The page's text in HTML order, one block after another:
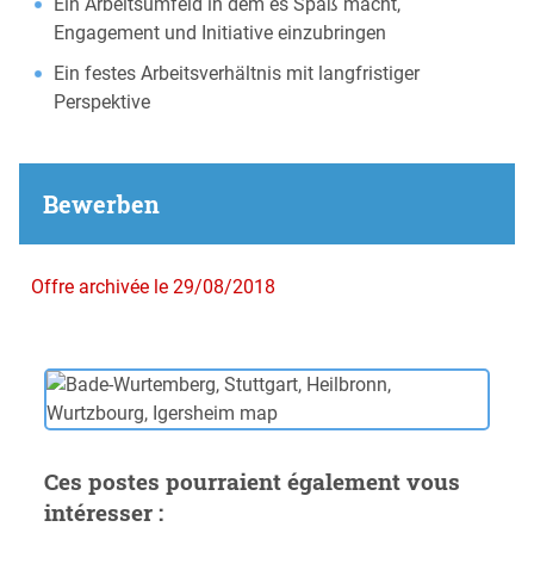
Engagement und Initiative einzubringen
Ein festes Arbeitsverhältnis mit langfristiger
Perspektive
Bewerben
Offre archivée le 29/08/2018
Ces postes pourraient également vous
intéresser :